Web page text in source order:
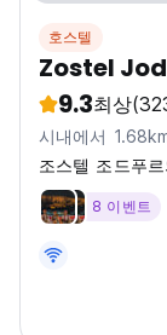
호스텔
Zostel
9.3최상
시내에서
조스텔 조드푸
8 이벤트